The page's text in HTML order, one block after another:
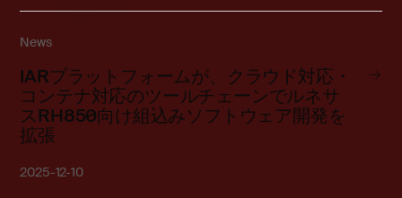
IARプラットフォームが、クラウド対応・
コンテナ対応のツールチェーンでルネサ
スRH850向け組込みソフトウェア開発を
拡張
2025-12-10
News